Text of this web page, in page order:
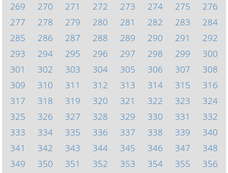
269
270 271 272 273 274 275
276
277
278 279 280 281 282 283
284
285
286 287 288 289 290 291
292
293
294 295 296 297 298 299
300
301
302 303 304 305 306 307
308
309
310 311 312 313 314 315
316
317
318 319 320 321 322 323
324
325
326 327 328 329 330 331
332
333
334 335 336 337 338 339
340
341
342 343 344 345 346 347
348
349
350 351 352 353 354 355 356